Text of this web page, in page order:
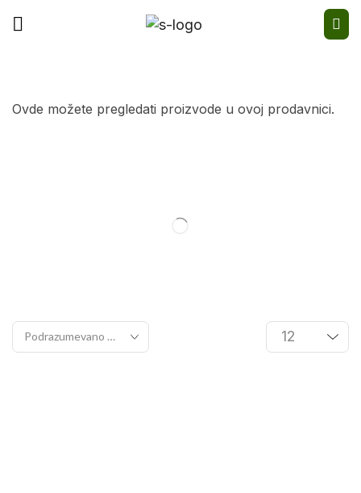
Ovde možete pregledati proizvode u ovoj prodavnici.